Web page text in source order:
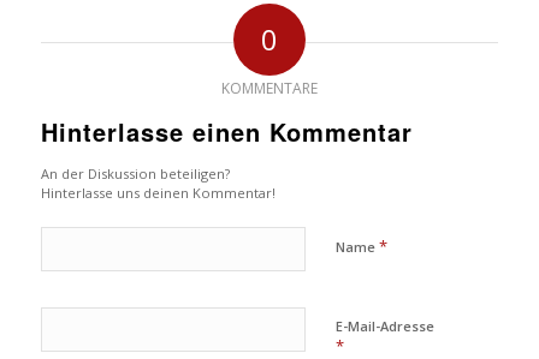
0
KOMMENTARE
Hinterlasse einen Kommentar
An der Diskussion beteiligen?
Hinterlasse uns deinen Kommentar!
Name *
E-Mail-Adresse
*